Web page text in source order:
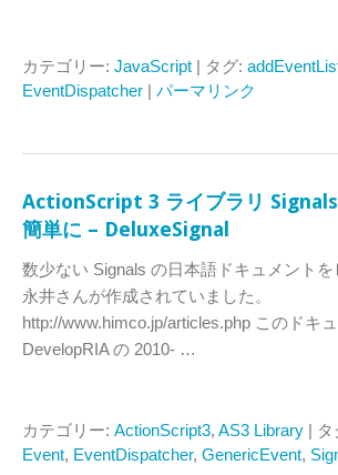
カテゴリー: JavaScript | タグ:
EventDispatcher | パーマリンク
ActionScript 3 ライブラリ
簡単に – DeluxeSignal
数少ない Signals の日本語ドキュメント
永井さんが作成されていました。
http://www.himco.jp/articles.php このドキ
DevelopRIA の 2010- …
カテゴリー: ActionScript3, AS3 Library | タ
Event, EventDispatcher, GenericEvent,